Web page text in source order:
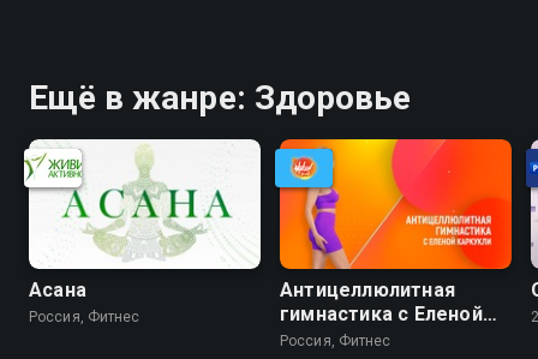
Ещё в жанре: Здоровье
Асана
Россия, Фитнес
Антицеллюлитная
гимнастика с Еленой
Каркукли
Россия, Фитнес